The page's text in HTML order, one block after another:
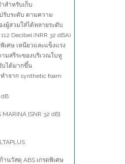
สำหรับเก็บ
รับระดับ ตามความ
งผู้สวมใส่ได้หลายระดับ
112 Decibel (NRR 32 dBA)
เศษ เหนียวและแข็งแรง
มสรีระของบริเวณใบหู
บได้มากขึ้น
ำจาก synthetic foam
dB
MARINA [SNR 32 dB]
ก้านวัสดุ ABS เกรดพิเศษ